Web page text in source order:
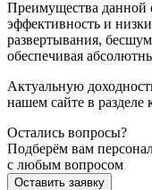
Преимущества
эффективность и
развертывания,
обеспечивая
Актуальную
нашем сайте в разделе
Остались вопросы?
Подберём вам
с любым вопросом
Оставить заявку